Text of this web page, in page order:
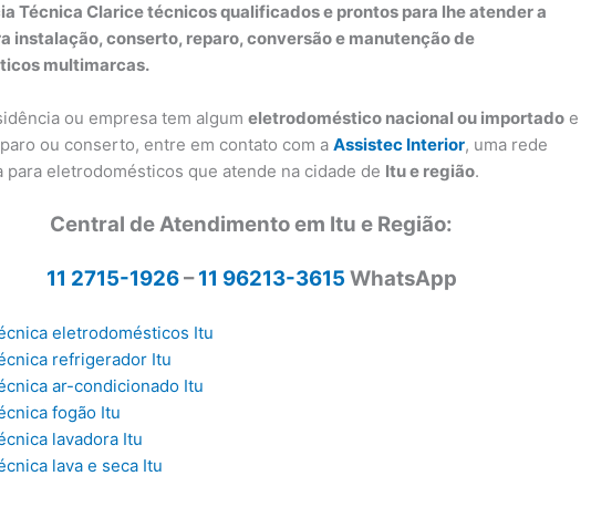
Técnica Clarice técnicos qualificados e prontos para lhe atender a
instalação, conserto, reparo, conversão e manutenção de
multimarcas.
ou empresa tem algumeletrodoméstico nacional ou importado e
ou conserto, entre em contato com aAssistec Interior, uma rede
para eletrodomésticos que atende na cidade de Itu e região.
Central de Atendimento em Itu e Região:
11 2715-1926–11 96213-3615 WhatsApp
eletrodomésticos Itu
refrigerador Itu
ar-condicionado Itu
fogão Itu
lavadora Itu
lava e seca Itu